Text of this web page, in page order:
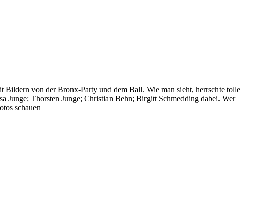
Bildern von der Bronx-Party und dem Ball. Wie man sieht, herrschte tolle
Junge; Thorsten Junge; Christian Behn; Birgitt Schmedding dabei. Wer
schauen